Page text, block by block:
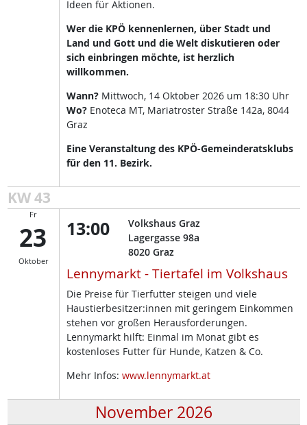
Ideen für Aktionen.
Wer die KPÖ kennenlernen, über Stadt und
Land und Gott und die Welt diskutieren oder
sich einbringen möchte, ist herzlich
willkommen.
Wann? Mittwoch, 14 Oktober 2026 um 18:30 Uhr
Wo? Enoteca MT, Mariatroster Straße 142a, 8044
Graz
Eine Veranstaltung des KPÖ-Gemeinderatsklubs
für den 11. Bezirk.
KW 43
Fr
23
Oktober
13:00
Volkshaus Graz
Lagergasse 98a
8020 Graz
Lennymarkt - Tiertafel im Volkshaus
Die Preise für Tierfutter steigen und viele
Haustierbesitzer:innen mit geringem Einkommen
stehen vor großen Herausforderungen.
Lennymarkt hilft: Einmal im Monat gibt es
kostenloses Futter für Hunde, Katzen & Co.
Mehr Infos: www.lennymarkt.at
November 2026